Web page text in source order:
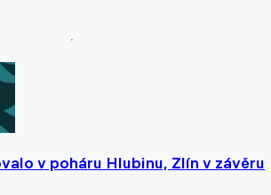
v poháru Hlubinu, Zlín v závěru